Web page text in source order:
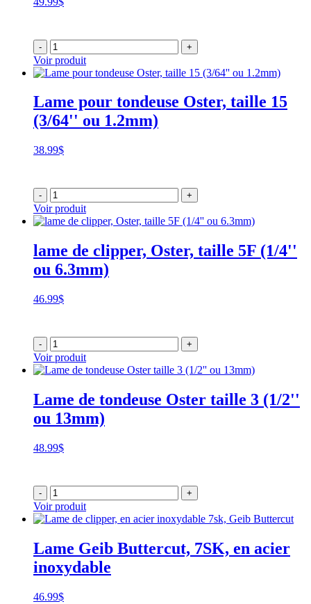
- +
Voir produit
Lame pour tondeuse Oster, taille 15
(3/64'' ou 1.2mm)
38.99$
- +
Voir produit
lame de clipper, Oster, taille 5F (1/4''
ou 6.3mm)
46.99$
- +
Voir produit
Lame de tondeuse Oster taille 3 (1/2''
ou 13mm)
48.99$
- +
Voir produit
Lame Geib Buttercut, 7SK, en acier
inoxydable
46.99$